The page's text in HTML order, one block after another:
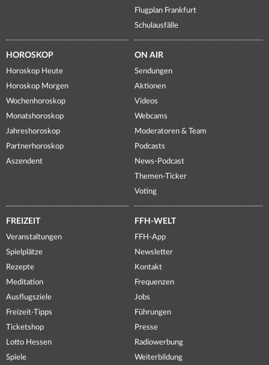
Flugplan Frankfurt
Schulausfälle
HOROSKOP
Horoskop Heute
Horoskop Morgen
Wochenhoroskop
Monatshoroskop
Jahreshoroskop
Partnerhoroskop
Aszendent
ON AIR
Sendungen
Aktionen
Videos
Webcams
Moderatoren & Team
Podcasts
News-Podcast
Themen-Ticker
Voting
FREIZEIT
Veranstaltungen
Spielplätze
Rezepte
Meditation
Ausflugsziele
Freizeit-Tipps
Ticketshop
Lotto Hessen
Spiele
FFH-WELT
FFH-App
Newsletter
Kontakt
Frequenzen
Jobs
Führungen
Presse
Radiowerbung
Weiterbildung